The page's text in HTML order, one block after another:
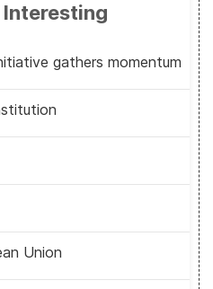
gathers momentum
Union